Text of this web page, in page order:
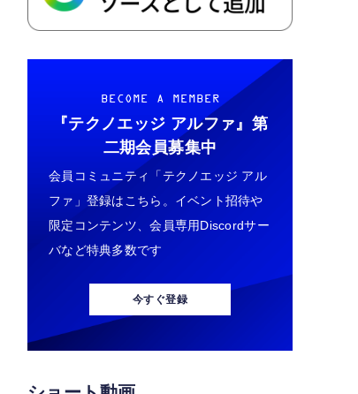
BECOME A MEMBER
『テクノエッジ アルファ』 第
二期会員募集中
会員コミュニティ「テクノエッジ アル
ファ」登録はこちら。イベント招待や
限定コンテンツ、会員専用Discordサー
バなど特典多数です
今すぐ登録